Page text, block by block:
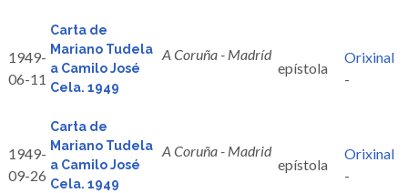
1949-
06-11
Carta de
Mariano Tudela
a Camilo José
Cela. 1949
A Coruña - Madríd
epístola
Orixinal
-
1949-
09-26
Carta de
Mariano Tudela
a Camilo José
Cela. 1949
A Coruña - Madrid
epístola
Orixinal
-